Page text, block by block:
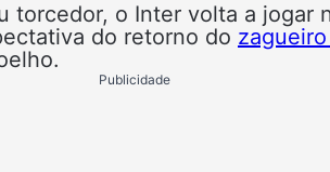
torcedor, o Inter volta a jogar
do retorno do
Publicidade